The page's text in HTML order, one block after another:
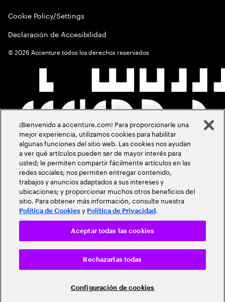
Cookie Policy/Settings
Declaración de Accesibilidad
©2026 Accenture todos los derechos reservados
¡Bienvenido a accenture.com! Para proporcionarle una
mejor experiencia, utilizamos cookies para habilitar
algunas funciones del sitio web. Las cookies nos ayudan
a ver qué artículos pueden ser de mayor interés para
usted; le permiten compartir fácilmente artículos en las
redes sociales; nos permiten entregar contenido,
trabajos y anuncios adaptados a sus intereses y
ubicaciones; y proporcionar muchos otros beneficios del
sitio. Para obtener más información, consulte nuestra
Política de Cookies y Política de Privacidad .
Configuración de cookies
Rechazarlas todas
Aceptar todas las cookies